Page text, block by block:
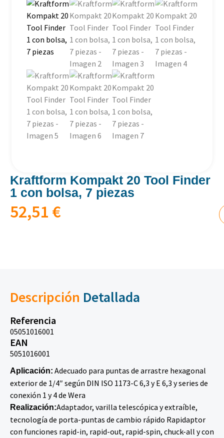
Kraftform Kompakt 20 Tool Finder
1 con bolsa, 7 piezas
52,51 €
Descripción Detallada
Referencia
05051016001
EAN
5051016001
Aplicación: Adecuado para puntas de arrastre hexagonal
exterior de 1/4″ según DIN ISO 1173-C 6,3 y E 6,3 y series de
conexión 1 y 4 de Wera
Realización:Adaptador, varilla telescópica y extraíble,
tecnología de porta-puntas de cambio rápido Rapidaptor
con funciones rapid-in, rapid-out, rapid-spin, chuck-all y con